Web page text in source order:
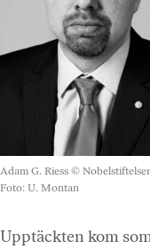
Adam G. Riess ©
Foto: U. Montan
Upptäckten kom